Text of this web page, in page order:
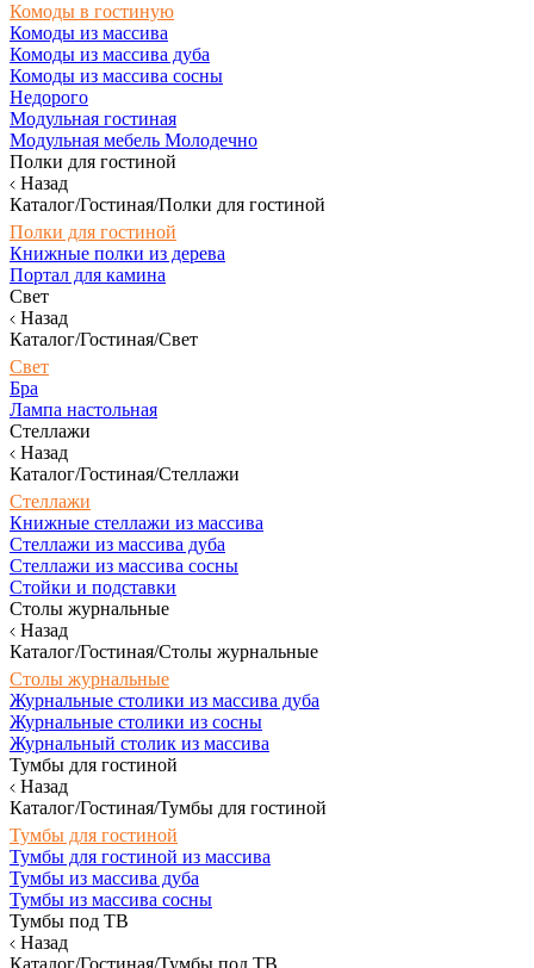
Комоды в гостиную
Комоды из массива
Комоды из массива дуба
Комоды из массива сосны
Недорого
Модульная гостиная
Модульная мебель Молодечно
Полки для гостиной
Назад
Каталог/Гостиная/Полки для гостиной
Полки для гостиной
Книжные полки из дерева
Портал для камина
Свет
Назад
Каталог/Гостиная/Свет
Свет
Бра
Лампа настольная
Стеллажи
Назад
Каталог/Гостиная/Стеллажи
Стеллажи
Книжные стеллажи из массива
Стеллажи из массива дуба
Стеллажи из массива сосны
Стойки и подставки
Столы журнальные
Назад
Каталог/Гостиная/Столы журнальные
Столы журнальные
Журнальные столики из массива дуба
Журнальные столики из сосны
Журнальный столик из массива
Тумбы для гостиной
Назад
Каталог/Гостиная/Тумбы для гостиной
Тумбы для гостиной
Тумбы для гостиной из массива
Тумбы из массива дуба
Тумбы из массива сосны
Тумбы под ТВ
Назад
Каталог/Гостиная/Тумбы под ТВ